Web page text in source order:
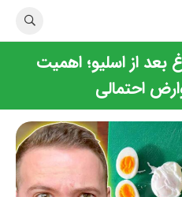
از اسلیو؛ اهمیت
احتمالی